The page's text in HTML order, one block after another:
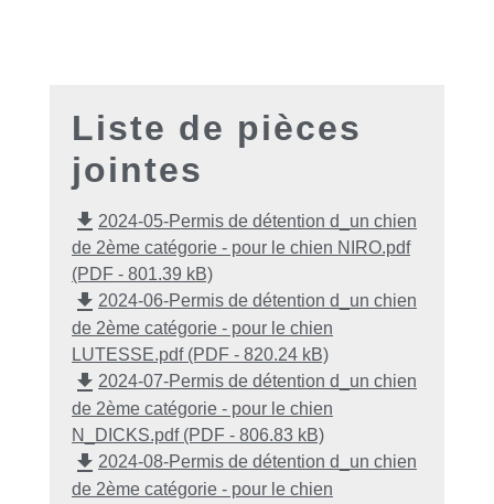
Liste de pièces
jointes
file_download 2024-05-Permis de détention d_un chien
de 2ème catégorie - pour le chien NIRO.pdf
(PDF - 801.39 kB)
file_download 2024-06-Permis de détention d_un chien
de 2ème catégorie - pour le chien
LUTESSE.pdf (PDF - 820.24 kB)
file_download 2024-07-Permis de détention d_un chien
de 2ème catégorie - pour le chien
N_DICKS.pdf (PDF - 806.83 kB)
file_download 2024-08-Permis de détention d_un chien
de 2ème catégorie - pour le chien